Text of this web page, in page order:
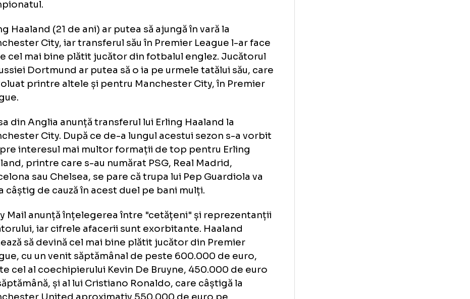
Borussia nu a mai învins clubul din München, în Bundesliga, de
la 3-2 în noiembrie 2018 și nu a mai câștigat în campionat, în
Bavaria, de la un 3-0 în aprilie 2014, când Klopp l-a lăsat cu gura
căscată pe Guardiola, cu goluri realizate de Mkhitaryan, Reus și
de Hofmann. Apoi, Bayern a fost cea care a câștigat
campionatul.
Erling Haaland (21 de ani) ar putea să ajungă în vară la
Manchester City, iar transferul său în Premier League l-ar face
să fie cel mai bine plătit jucător din fotbalul englez. Jucătorul
Borussiei Dortmund ar putea să o ia pe urmele tatălui său, care
a evoluat printre altele și pentru Manchester City, în Premier
Presa din Anglia anunță transferul lui Erling Haaland la
Manchester City. După ce de-a lungul acestui sezon s-a vorbit
despre interesul mai multor formații de top pentru Erling
Haaland, printre care s-au numărat PSG, Real Madrid,
Barcelona sau Chelsea, se pare că trupa lui Pep Guardiola va